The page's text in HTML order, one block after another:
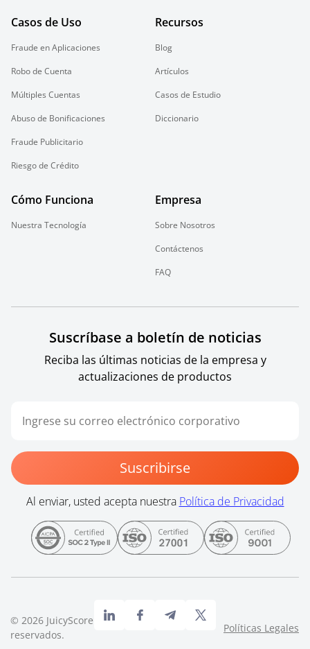
Casos de Uso
Fraude en Aplicaciones
Robo de Cuenta
Múltiples Cuentas
Abuso de Bonificaciones
Fraude Publicitario
Riesgo de Crédito
Recursos
Blog
Artículos
Casos de Estudio
Diccionario
Cómo Funciona
Nuestra Tecnología
Empresa
Sobre Nosotros
Contáctenos
FAQ
Suscríbase a boletín de noticias
Reciba las últimas noticias de la empresa y
actualizaciones de productos
Suscribirse
Al enviar, usted acepta nuestra Política de Privacidad
© 2026 JuicyScore. Todos los derechos
reservados.
Políticas Legales